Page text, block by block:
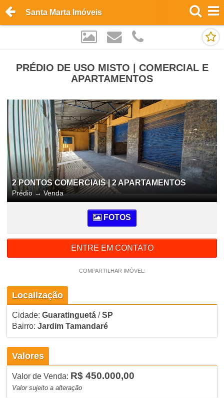
Santa Marta Imóveis
PRÉDIO DE USO MISTO | COMERCIAL E
APARTAMENTOS
2 PONTOS COMERCIAIS | 2 APARTAMENTOS
Prédio→Venda
FOTOS
ENTRE EM CONTATO
COMPARTILHAR IMÓVEL:
Localização
Cidade: Guaratinguetá/SP
Bairro: Jardim Tamandaré
Valores
Valor de Venda: R$ 450.000,00
Valor sujeito a alteração